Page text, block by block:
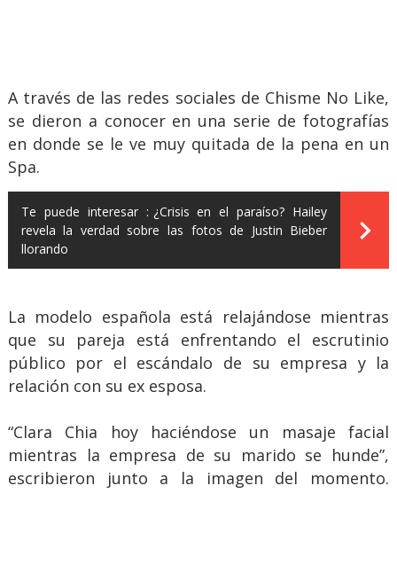
A través de las redes sociales de Chisme No Like,
se dieron a conocer en una serie de fotografías
en donde se le ve muy quitada de la pena en un
Spa.
Te puede interesar : ¿Crisis en el paraíso? Hailey
revela la verdad sobre las fotos de Justin Bieber
llorando
La modelo española está relajándose mientras
que su pareja está enfrentando el escrutinio
público por el escándalo de su empresa y la
relación con su ex esposa.
“Clara Chia hoy haciéndose un masaje facial
mientras la empresa de su marido se hunde”,
escribieron junto a la imagen del momento.